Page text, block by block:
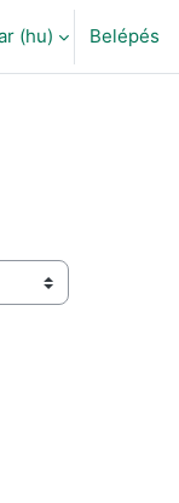
adatok váltása
‎(hu)‎ Belépés